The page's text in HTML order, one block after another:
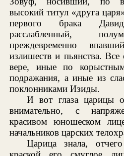
высокий титул «друга
первого брака
расслабленный,
преждевременно
излишеств и пьянства.
вере, иные по
подражания, а иные из
поклонниками Изиды.
И вот глаза царицы
внимательно, с
красивом юношеском
начальников царских
Царица знала,